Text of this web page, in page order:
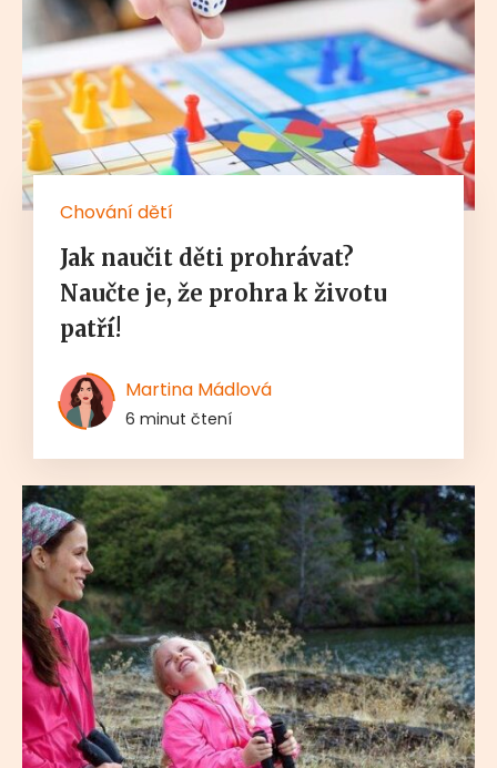
Chování dětí
Jak naučit děti prohrávat?
Naučte je, že prohra k životu
patří!
Martina Mádlová
6 minut čtení